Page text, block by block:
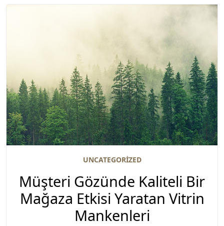
UNCATEGORIZED
Müşteri Gözünde Kaliteli Bir
Mağaza Etkisi Yaratan Vitrin
Mankenleri